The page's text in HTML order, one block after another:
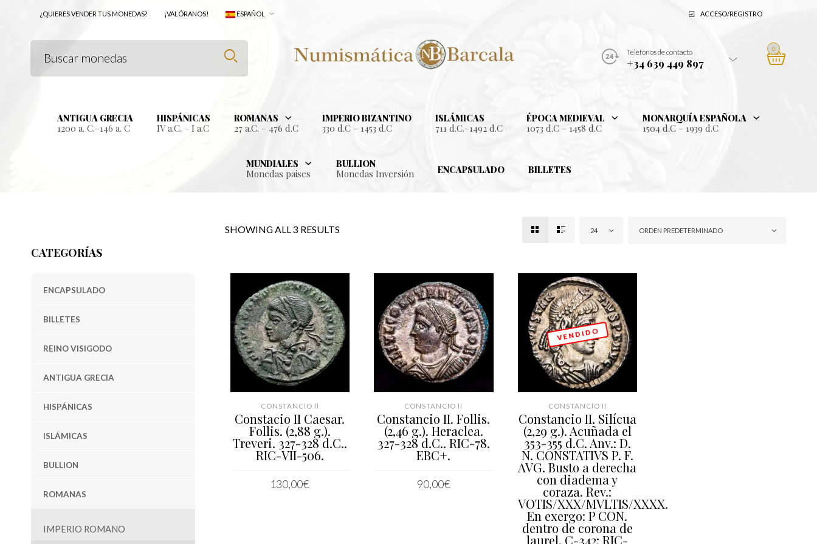
¿QUIERES VENDER TUS MONEDAS? ¡VALÓRANOS! ESPAÑOL ACCESO/REGISTRO
Teléfonos de contacto
+34 639 449 897
0
ANTIGUA GRECIA
1200 a. C.–146 a. C
HISPÁNICAS
IV a.C. – I a.C
ROMANAS
27 a.C. – 476 d.C
IMPERIO BIZANTINO
330 d.C – 1453 d.C
ISLÁMICAS
711 d.C.–1492 d.C
ÉPOCA MEDIEVAL
1073 d.C – 1458 d.C
MONARQUÍA ESPAÑOLA
1504 d.C – 1939 d.C
MUNDIALES
Monedas paises
BULLION
Monedas Inversión ENCAPSULADO BILLETES
CATEGORÍAS
ENCAPSULADO
BILLETES
REINO VISIGODO
ANTIGUA GRECIA
HISPÁNICAS
ISLÁMICAS
BULLION
ROMANAS
IMPERIO ROMANO
SHOWING ALL 3 RESULTS 24 ORDEN PREDETERMINADO
CONSTANCIO II
Constacio II Caesar.
Follis. (2,88 g.).
Treveri. 327-328 d.C..
RIC-VII-506.
130,00€
CONSTANCIO II
Constancio II. Follis.
(2,46 g.). Heraclea.
327-328 d.C.. RIC-78.
EBC+.
90,00€
V E N D I D O
CONSTANCIO II
Constancio II. Silícua
(2,29 g.). Acuñada el
353-355 d.C. Anv.: D.
N. CONSTATIVS P. F.
AVG. Busto a derecha
con diadema y
coraza. Rev.:
VOTIS/XXX/MVLTIS/XXXX.
En exergo: P CON.
dentro de corona de
laurel. C-342; RIC-